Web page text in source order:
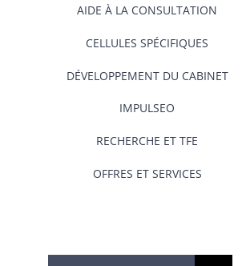
AIDE À LA CONSULTATION
CELLULES SPÉCIFIQUES
DÉVELOPPEMENT DU CABINET
IMPULSEO
RECHERCHE ET TFE
OFFRES ET SERVICES